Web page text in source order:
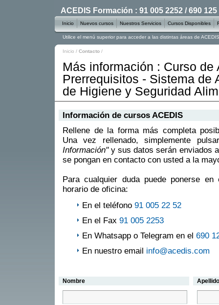
Inicio / Contacto /
Más información : Curso de
Prerrequisitos - Sistema de
de Higiene y Seguridad
Información de cursos ACEDIS
Rellene de la forma más completa
Una vez rellenado, simplemente
Información"y sus datos serán enviados
se pongan en contacto con usted a la
Para cualquier duda puede ponerse
horario de oficina:
En el teléfono 91 005 22 52
En el Fax 91 005 2253
En Whatsapp o Telegram en el 690
En nuestro email info@acedis.com
Nombre
ACEDIS Formación : 91 005 2252 / 690 125
Inicio Nuevos cursos Nuestros Servicios Cursos Disponibles
Utilice el menú superior para acceder a las distintas áreas de